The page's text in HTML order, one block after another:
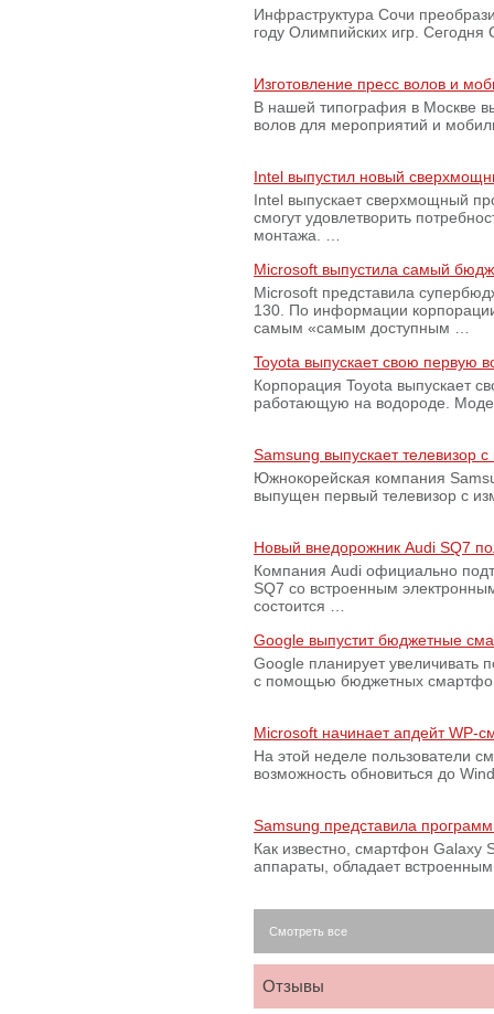
Инфраструктура Сочи
году Олимпийских игр.
Изготовление пресс волов и
В нашей типография в Москве
волов для мероприятий и
Intel выпустил новый
Intel выпускает сверхмощный
смогут удовлетворить
монтажа. …
Microsoft выпустила самый
Microsoft представила
130. По информации
самым «самым доступным …
Toyota выпускает свою первую
Корпорация Toyota выпускает
работающую на водороде.
Samsung выпускает телевизор
Южнокорейская компания
выпущен первый телевизор с
Новый внедорожник Audi SQ7
Компания Audi официально
SQ7 со встроенным
состоится …
Google выпустит бюджетные
Google планирует увеличивать
с помощью бюджетных
Microsoft начинает апдейт WP-
На этой неделе пользователи
возможность обновиться до
Samsung представила
Как известно, смартфон Galaxy
аппараты, обладает
Смотреть все
Отзывы